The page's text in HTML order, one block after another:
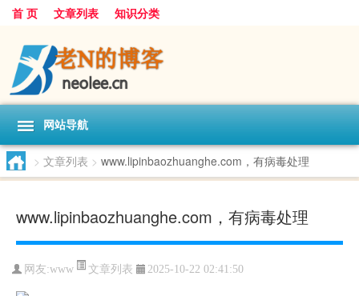
首 页 文章列表 知识分类
网站导航
> 文章列表 > www.lipinbaozhuanghe.com，有病毒处理
www.lipinbaozhuanghe.com，有病毒处理
网友:www 文章列表 2025-10-22 02:41:50